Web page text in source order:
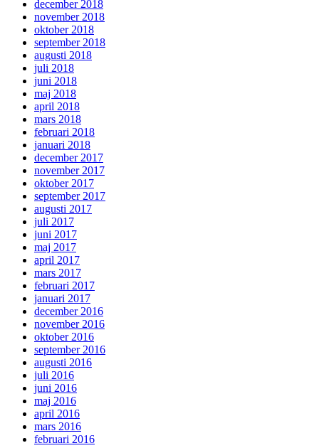
december 2018
november 2018
oktober 2018
september 2018
augusti 2018
juli 2018
juni 2018
maj 2018
april 2018
mars 2018
februari 2018
januari 2018
december 2017
november 2017
oktober 2017
september 2017
augusti 2017
juli 2017
juni 2017
maj 2017
april 2017
mars 2017
februari 2017
januari 2017
december 2016
november 2016
oktober 2016
september 2016
augusti 2016
juli 2016
juni 2016
maj 2016
april 2016
mars 2016
februari 2016